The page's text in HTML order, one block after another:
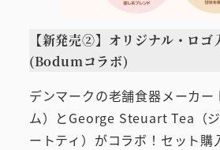
【新発売②】オリジナル・ロゴ
(Bodumコラボ)
デンマークの老舗食器メーカ
ム）とGeorge Steuart Tea（
ートティ）がコラボ！セット購